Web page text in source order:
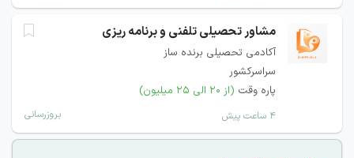
مشاور تحصیلی تلفنی و برنامه ریزی
آکادمی تحصیلی برنده ساز
سراسرکشور
پاره وقت (از ۲۰ الی ۲۵ میلیون)
۴ ساعت پیش بروزرسانی